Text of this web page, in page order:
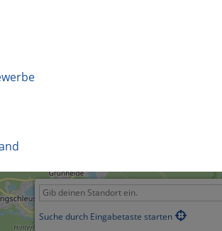
Suche durch Eingabetaste starten